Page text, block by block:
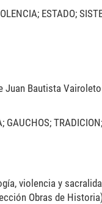
ESTADO;
Bautista
GAUCHOS;
violencia y
Obras de